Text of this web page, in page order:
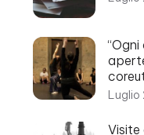
Luglio
Visite